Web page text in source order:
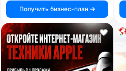
Получить бизнес-план